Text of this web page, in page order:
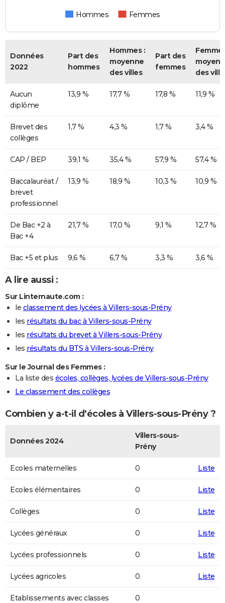
Hommes Femmes
Données
2022
Part des
hommes
Hommes :
moyenne
des villes
Part des
femmes
des
Aucun
diplôme
13,9 % 17,7 % 17,8 % 11,9 %
Brevet des
collèges
1,7 % 4,3 % 1,7 % 3,4 %
CAP / BEP 39,1 % 35,4 % 57,9 % 57,4 %
Baccalauréat /
brevet
professionnel
13,9 % 18,9 % 10,3 % 10,9 %
De Bac +2 à
Bac +4
21,7 % 17,0 % 9,1 % 12,7 %
Bac +5 et plus 9,6 % 6,7 % 3,3 % 3,6 %
A lire aussi :
Sur Linternaute.com :
le classement des lycées à Villers-sous-Prény
les résultats du bac à Villers-sous-Prény
les résultats du brevet à Villers-sous-Prény
les résultats du BTS à Villers-sous-Prény
Sur le Journal des Femmes :
La liste des écoles, collèges, lycées de Villers-sous-Prény
Le classement des collèges
Combien y a-t-il d'écoles à Villers-sous-Prény ?
Données 2024
Villers-sous-
Prény
Ecoles maternelles 0 Liste
Ecoles élémentaires 0 Liste
Collèges 0 Liste
Lycées généraux 0 Liste
Lycées professionnels 0 Liste
Lycées agricoles 0 Liste
Etablissements avec classes
0